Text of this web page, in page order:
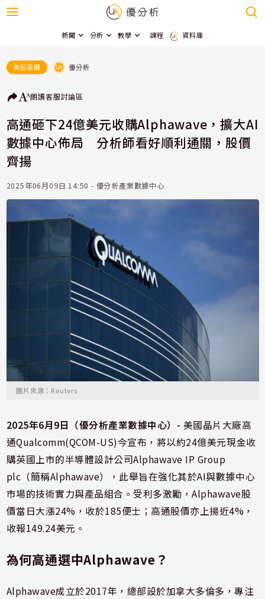
新聞 分析 教學 課程 資料庫
美股要聞 優分析
朗讀客服討論區
高通砸下24億美元收購Alphawave，擴大AI
數據中心佈局 分析師看好順利通關，股價
齊揚
2025年06月09日 14:50 - 優分析產業數據中心
圖片來源：Reuters
2025年6月9日（優分析產業數據中心）- 美國晶片大廠高
通Qualcomm(QCOM-US)今宣布，將以約24億美元現金收
購英國上市的半導體設計公司Alphawave IP Group
plc（簡稱Alphawave），此舉旨在強化其於AI與數據中心
市場的技術實力與產品組合。受利多激勵，Alphawave股
價當日大漲24%，收於185便士；高通股價亦上揚近4%，
收報149.24美元。
為何高通選中Alphawave？
Alphawave成立於2017年，總部設於加拿大多倫多，專注